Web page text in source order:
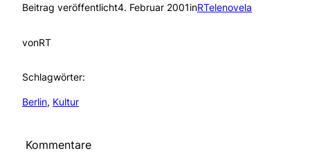
Beitrag veröffentlicht4. Februar 2001inRTelenovela
vonRT
Schlagwörter:
Berlin, Kultur
Kommentare